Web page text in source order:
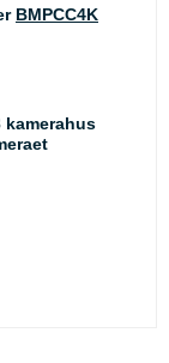
BMPCC4K
kamerahus